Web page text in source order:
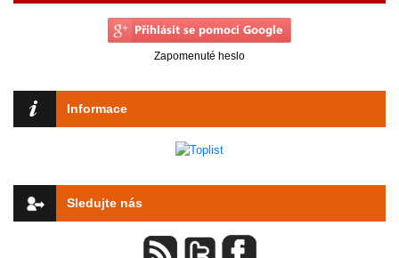
Zapomenuté heslo
Informace
Sledujte nás